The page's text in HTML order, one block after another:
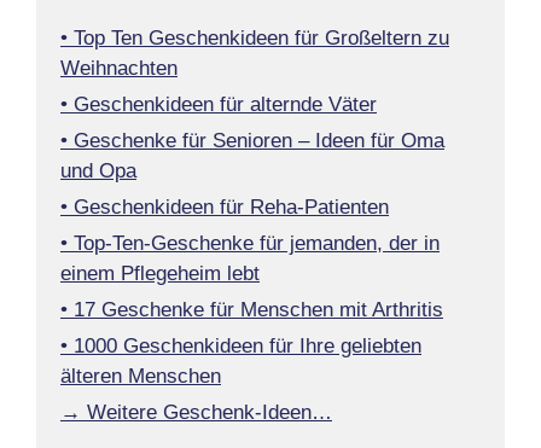
• Top Ten Geschenkideen für Großeltern zu
Weihnachten
• Geschenkideen für alternde Väter
• Geschenke für Senioren – Ideen für Oma
und Opa
• Geschenkideen für Reha-Patienten
• Top-Ten-Geschenke für jemanden, der in
einem Pflegeheim lebt
• 17 Geschenke für Menschen mit Arthritis
• 1000 Geschenkideen für Ihre geliebten
älteren Menschen
→ Weitere Geschenk-Ideen…